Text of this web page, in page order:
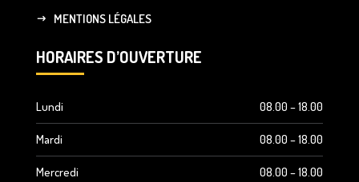
MENTIONS LÉGALES
HORAIRES D’OUVERTURE
Lundi 08.00 – 18.00
Mardi 08.00 – 18.00
Mercredi 08.00 – 18.00